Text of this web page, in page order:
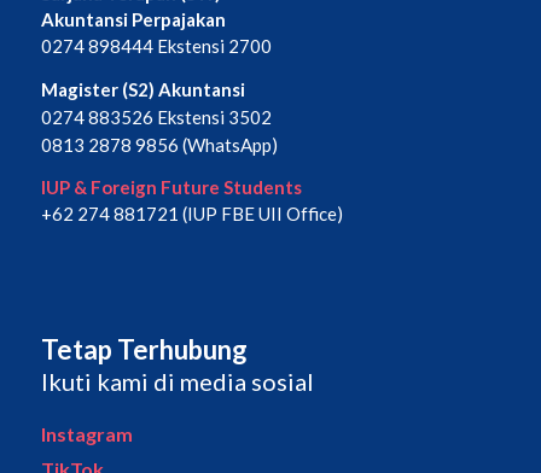
Akuntansi Perpajakan
0274 898444 Ekstensi 2700
Magister (S2) Akuntansi
0274 883526 Ekstensi 3502
0813 2878 9856 (WhatsApp)
IUP & Foreign Future Students
+62 274 881721 (IUP FBE UII Office)
Tetap Terhubung
Ikuti kami di media sosial
Instagram